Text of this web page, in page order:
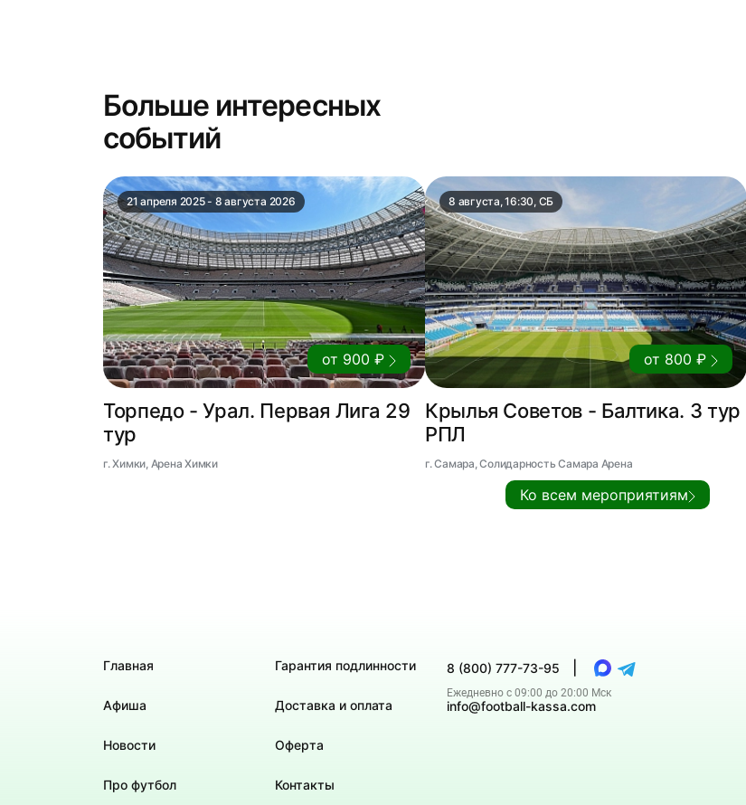
Больше интересных
событий
21 апреля 2025 - 8 августа 2026
от 900 ₽
Торпедо - Урал. Первая Лига 29
тур
г. Химки, Арена Химки
8 августа, 16:30, СБ
от 800 ₽
Крылья Советов - Балтика. 3 тур
РПЛ
г. Самара, Солидарность Самара Арена
Ко всем мероприятиям
Главная
Афиша
Новости
Про футбол
Гарантия подлинности
Доставка и оплата
Оферта
Контакты
8 (800) 777-73-95
Ежедневно с 09:00 до 20:00 Мск
info@football-kassa.com